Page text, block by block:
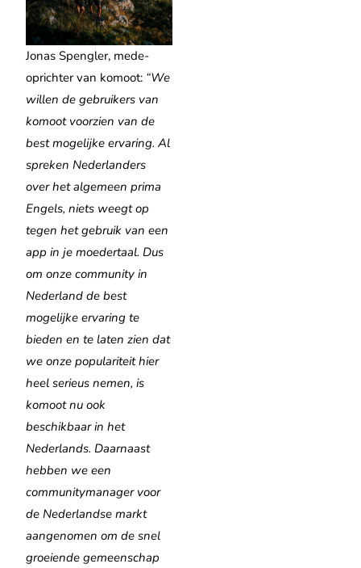
Jonas Spengler, mede-
oprichter van komoot: “We
willen de gebruikers van
komoot voorzien van de
best mogelijke ervaring. Al
spreken Nederlanders
over het algemeen prima
Engels, niets weegt op
tegen het gebruik van een
app in je moedertaal. Dus
om onze community in
Nederland de best
mogelijke ervaring te
bieden en te laten zien dat
we onze populariteit hier
heel serieus nemen, is
komoot nu ook
beschikbaar in het
Nederlands. Daarnaast
hebben we een
communitymanager voor
de Nederlandse markt
aangenomen om de snel
groeiende gemeenschap